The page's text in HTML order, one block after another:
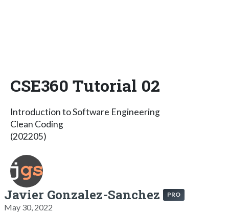
CSE360 Tutorial 02
Introduction to Software Engineering
Clean Coding
(202205)
Javier Gonzalez-Sanchez PRO
May 30, 2022